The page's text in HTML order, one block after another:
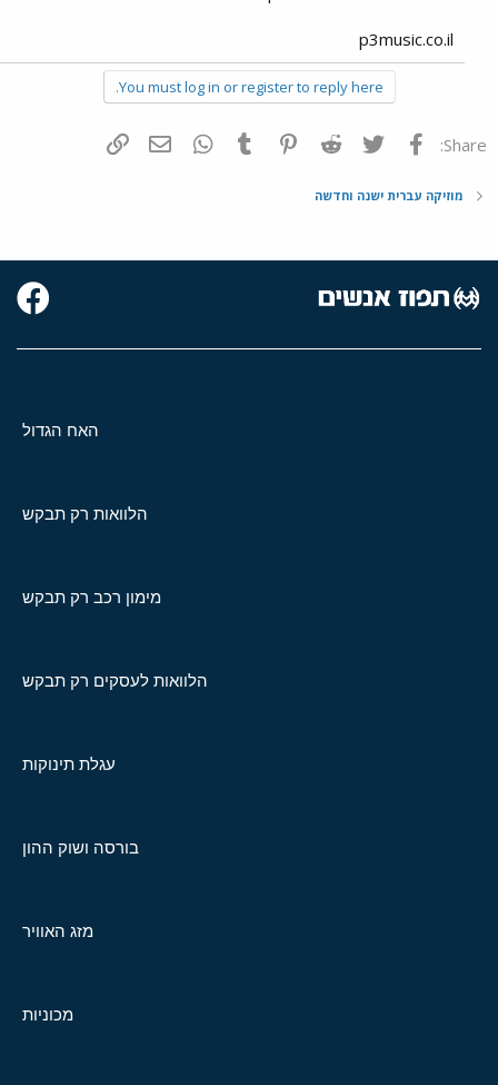
p3music.co.il
You must log in or register to reply here.
Share: פייסבוק Twitter
Reddit
Pinterest
Tumblr
WhatsAppדואר אלקטרוני
מוזיקה עברית ישנה וחדשה
האח הגדול
הלוואות רק תבקש
מימון רכב רק תבקש
הלוואות לעסקים רק תבקש
עגלת תינוקות
בורסה ושוק ההון
מזג האוויר
מכוניות